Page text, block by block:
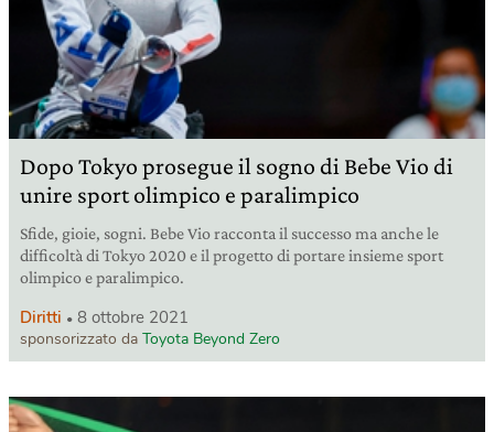
Dopo Tokyo prosegue il sogno di Bebe Vio di
unire sport olimpico e paralimpico
Sfide, gioie, sogni. Bebe Vio racconta il successo ma anche le
difficoltà di Tokyo 2020 e il progetto di portare insieme sport
olimpico e paralimpico.
Diritti 8 ottobre 2021
sponsorizzato da Toyota Beyond Zero